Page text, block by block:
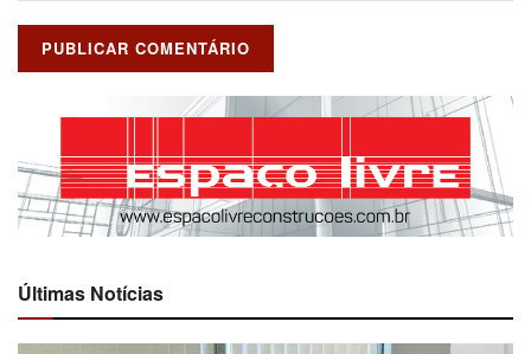
Últimas Notícias